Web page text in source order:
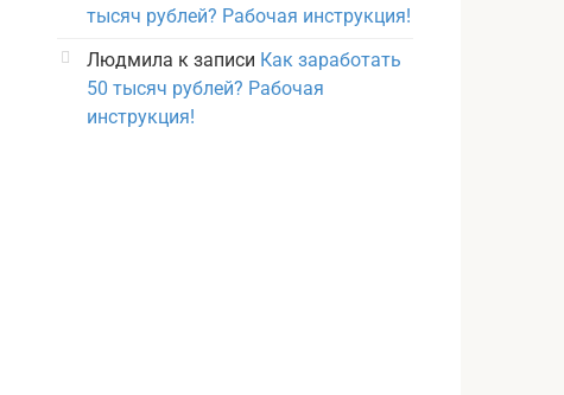
тысяч рублей? Рабочая инструкция!
Людмила к записи Как заработать
50 тысяч рублей? Рабочая
инструкция!